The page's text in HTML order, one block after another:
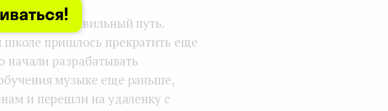
выбрали правильный путь.
пришлось прекратить еще
разрабатывать
музыке еще раньше,
и перешли на удаленку с